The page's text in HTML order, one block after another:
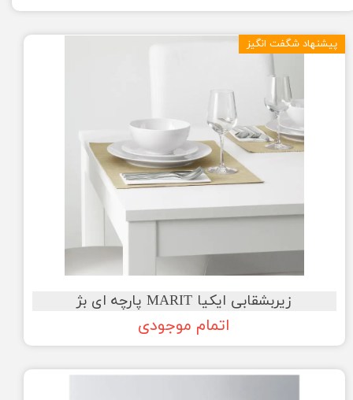
زیربشقابی ایکیا MARIT پارچه ای بژ
اتمام موجودی
پیشنهاد شگفت انگیز